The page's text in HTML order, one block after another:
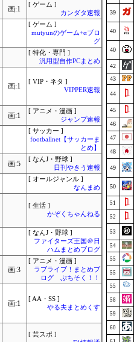
画:1
[ ゲーム ]
カンダタ速報
[ ゲーム ]
mutyunのゲーム+αブロ
グ
[ 特化・専門 ]
汎用型自作PCまとめ
画:1
[ VIP・ネタ ]
VIPPER速報
画:1
[ アニメ・漫画 ]
ジャンプ速報
[ サッカー ]
footballnet【サッカーま
とめ】
画:5
[ なんJ・野球 ]
日刊やきう速報
[ オールジャンル ]
なんまめ
[ 生活 ]
かぞくちゃんねる
[ なんJ・野球 ]
ファイターズ王国＠日
ハムまとめブログ
画:3
[ アニメ・漫画 ]
ラブライブ！まとめブ
ログ ぷちそく！！
画:1
[ AA・SS ]
やる夫まとめくす
[ 芸スポ ]
39
40
40
42
43
44
45
46
47
48
49
50
51
52
53
54
55
55
55
58
59
60